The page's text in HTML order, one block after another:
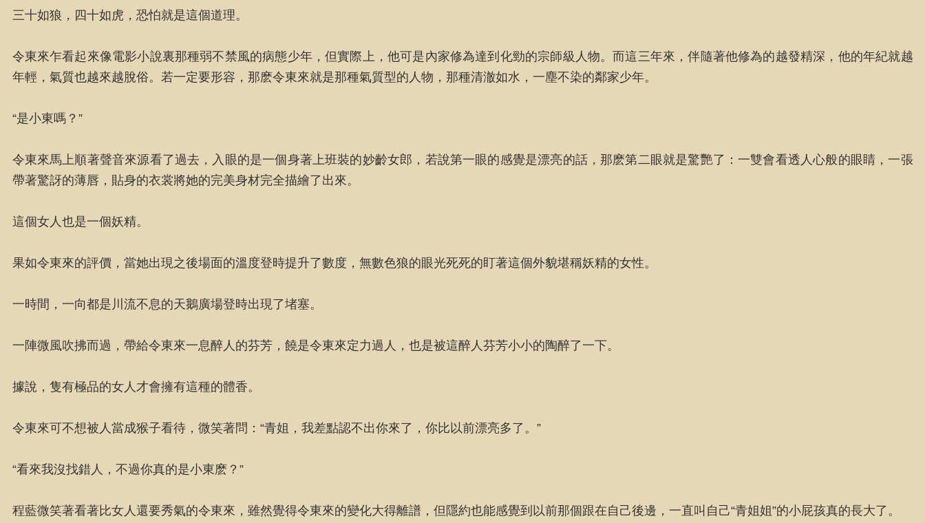
三十如狼，四十如虎，恐怕就是這個道理。
令東來乍看起來像電影小說裏那種弱不禁風的病態少年，但實際上，他可是內家修為達到化勁的宗師級人物。而這三年來，伴隨著他修為的越發精深，他的年紀就越
年輕，氣質也越來越脫俗。若一定要形容，那麽令東來就是那種氣質型的人物，那種清澈如水，一塵不染的鄰家少年。
“是小東嗎？”
令東來馬上順著聲音來源看了過去，入眼的是一個身著上班裝的妙齡女郎，若說第一眼的感覺是漂亮的話，那麽第二眼就是驚艷了：一雙會看透人心般的眼睛，一張
帶著驚訝的薄唇，貼身的衣裳將她的完美身材完全描繪了出來。
這個女人也是一個妖精。
果如令東來的評價，當她出現之後場面的溫度登時提升了數度，無數色狼的眼光死死的盯著這個外貌堪稱妖精的女性。
一時間，一向都是川流不息的天鵝廣場登時出現了堵塞。
一陣微風吹拂而過，帶給令東來一息醉人的芬芳，饒是令東來定力過人，也是被這醉人芬芳小小的陶醉了一下。
據說，隻有極品的女人才會擁有這種的體香。
令東來可不想被人當成猴子看待，微笑著問：“青姐，我差點認不出你來了，你比以前漂亮多了。”
“看來我沒找錯人，不過你真的是小東麽？”
程藍微笑著看著比女人還要秀氣的令東來，雖然覺得令東來的變化大得離譜，但隱約也能感覺到以前那個跟在自己後邊，一直叫自己“青姐姐”的小屁孩真的長大了。